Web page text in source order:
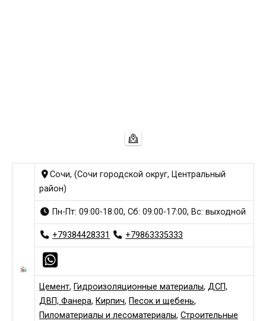
Сочи, (Сочи городской округ, Центральный
район)
Пн-Пт: 09:00-18:00, Сб: 09:00-17:00, Вс: выходной
+79384428331 +79863335333
Цемент, Гидроизоляционные материалы,ДСП,
ДВП, Фанера, Кирпич, Песок и щебень,
Пиломатериалы и лесоматериалы,Строительные